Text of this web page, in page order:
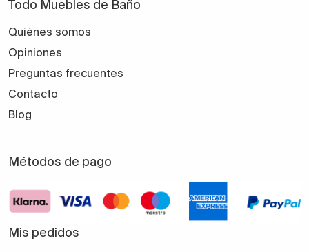
Todo Muebles de Baño
Quiénes somos
Opiniones
Preguntas frecuentes
Contacto
Blog
Métodos de pago
Mis pedidos